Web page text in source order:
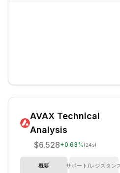
AVAX Technical
Analysis
$6.528+0.63%(24s)
概要 サポート/レジスタンス